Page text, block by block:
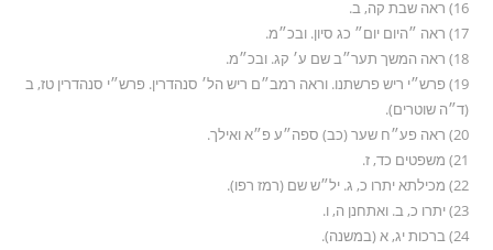
16) ראה שבת קה, ב.
17) ראה ״היום יום״ כג סיון. ובכ״מ.
18) ראה המשך תער״ב שם ע׳ קג. ובכ״מ.
19) פרש״י ריש פרשתנו. וראה רמב״ם ריש הל׳ סנהדרין. פרש״י סנהדרין טז, ב
(ד״ה שוטרים).
20) ראה פע״ח שער (כב) ספה״ע פ״א ואילך.
21) משפטים כד, ז.
22) מכילתא יתרו כ, ג. יל״ש שם (רמז רפו).
23) יתרו כ, ב. ואתחנן ה, ו.
24) ברכות יג, א (במשנה).